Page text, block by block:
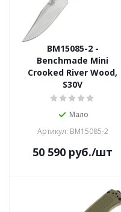
BM15085-2 -
Benchmade Mini
Crooked River Wood,
S30V
Мало
Артикул: BM15085-2
50 590 руб./шт